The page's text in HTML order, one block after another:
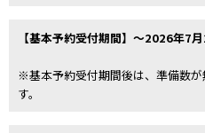
【基本予約受付期間】～2026年7月
※基本予約受付期間後は、準備数
す。